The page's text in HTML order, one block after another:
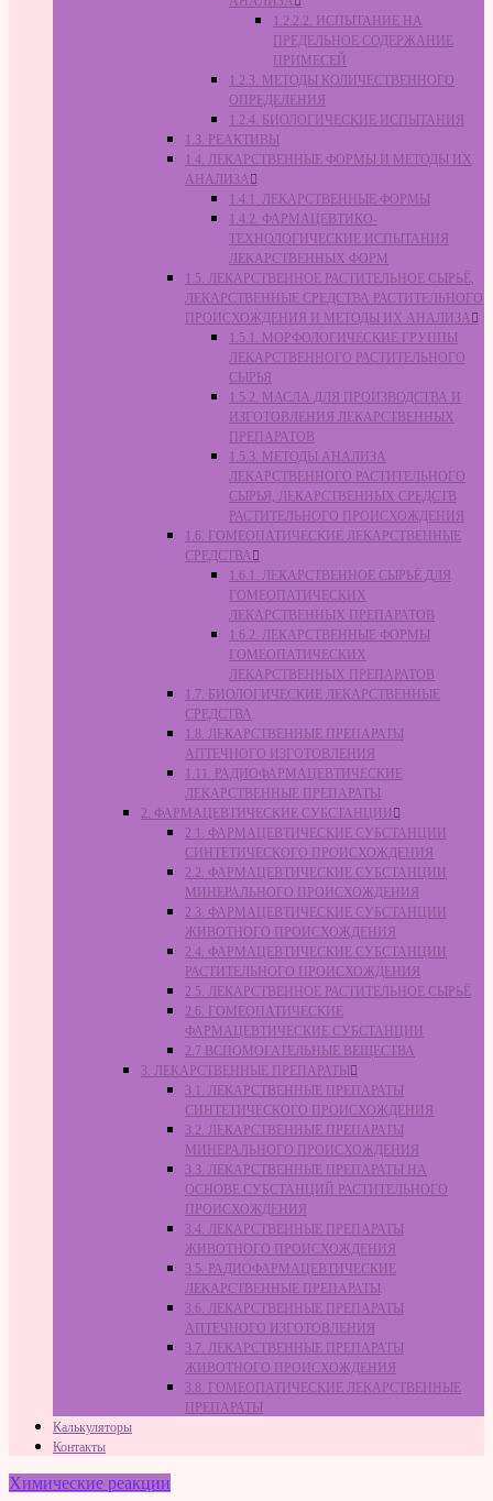
1.2.2.2. ИСПЫТАНИЕ НА
ПРЕДЕЛЬНОЕ СОДЕРЖАНИЕ
ПРИМЕСЕЙ
1.2.3. МЕТОДЫ КОЛИЧЕСТВЕННОГО
ОПРЕДЕЛЕНИЯ
1.2.4. БИОЛОГИЧЕСКИЕ ИСПЫТАНИЯ
1.3. РЕАКТИВЫ
1.4. ЛЕКАРСТВЕННЫЕ ФОРМЫ И МЕТОДЫ ИХ
АНАЛИЗА
1.4.1. ЛЕКАРСТВЕННЫЕ ФОРМЫ
1.4.2. ФАРМАЦЕВТИКО-
ТЕХНОЛОГИЧЕСКИЕ ИСПЫТАНИЯ
ЛЕКАРСТВЕННЫХ ФОРМ
1.5. ЛЕКАРСТВЕННОЕ РАСТИТЕЛЬНОЕ СЫРЬЁ,
ЛЕКАРСТВЕННЫЕ СРЕДСТВА РАСТИТЕЛЬНОГО
ПРОИСХОЖДЕНИЯ И МЕТОДЫ ИХ АНАЛИЗА
1.5.1. МОРФОЛОГИЧЕСКИЕ ГРУППЫ
ЛЕКАРСТВЕННОГО РАСТИТЕЛЬНОГО
СЫРЬЯ
1.5.2. МАСЛА ДЛЯ ПРОИЗВОДСТВА И
ИЗГОТОВЛЕНИЯ ЛЕКАРСТВЕННЫХ
ПРЕПАРАТОВ
1.5.3. МЕТОДЫ АНАЛИЗА
ЛЕКАРСТВЕННОГО РАСТИТЕЛЬНОГО
СЫРЬЯ, ЛЕКАРСТВЕННЫХ СРЕДСТВ
РАСТИТЕЛЬНОГО ПРОИСХОЖДЕНИЯ
1.6. ГОМЕОПАТИЧЕСКИЕ ЛЕКАРСТВЕННЫЕ
СРЕДСТВА
1.6.1. ЛЕКАРСТВЕННОЕ СЫРЬЁ ДЛЯ
ГОМЕОПАТИЧЕСКИХ
ЛЕКАРСТВЕННЫХ ПРЕПАРАТОВ
1.6.2. ЛЕКАРСТВЕННЫЕ ФОРМЫ
ГОМЕОПАТИЧЕСКИХ
ЛЕКАРСТВЕННЫХ ПРЕПАРАТОВ
1.7. БИОЛОГИЧЕСКИЕ ЛЕКАРСТВЕННЫЕ
СРЕДСТВА
1.8. ЛЕКАРСТВЕННЫЕ ПРЕПАРАТЫ
АПТЕЧНОГО ИЗГОТОВЛЕНИЯ
1.11. РАДИОФАРМАЦЕВТИЧЕСКИЕ
ЛЕКАРСТВЕННЫЕ ПРЕПАРАТЫ
2. ФАРМАЦЕВТИЧЕСКИЕ СУБСТАНЦИИ
2.1. ФАРМАЦЕВТИЧЕСКИЕ СУБСТАНЦИИ
СИНТЕТИЧЕСКОГО ПРОИСХОЖДЕНИЯ
2.2. ФАРМАЦЕВТИЧЕСКИЕ СУБСТАНЦИИ
МИНЕРАЛЬНОГО ПРОИСХОЖДЕНИЯ
2.3. ФАРМАЦЕВТИЧЕСКИЕ СУБСТАНЦИИ
ЖИВОТНОГО ПРОИСХОЖДЕНИЯ
2.4. ФАРМАЦЕВТИЧЕСКИЕ СУБСТАНЦИИ
РАСТИТЕЛЬНОГО ПРОИСХОЖДЕНИЯ
2.5. ЛЕКАРСТВЕННОЕ РАСТИТЕЛЬНОЕ СЫРЬЁ
2.6. ГОМЕОПАТИЧЕСКИЕ
ФАРМАЦЕВТИЧЕСКИЕ СУБСТАНЦИИ
2.7 ВСПОМОГАТЕЛЬНЫЕ ВЕЩЕСТВА
3. ЛЕКАРСТВЕННЫЕ ПРЕПАРАТЫ
3.1. ЛЕКАРСТВЕННЫЕ ПРЕПАРАТЫ
СИНТЕТИЧЕСКОГО ПРОИСХОЖДЕНИЯ
3.2. ЛЕКАРСТВЕННЫЕ ПРЕПАРАТЫ
МИНЕРАЛЬНОГО ПРОИСХОЖДЕНИЯ
3.3. ЛЕКАРСТВЕННЫЕ ПРЕПАРАТЫ НА
ОСНОВЕ СУБСТАНЦИЙ РАСТИТЕЛЬНОГО
ПРОИСХОЖДЕНИЯ
3.4. ЛЕКАРСТВЕННЫЕ ПРЕПАРАТЫ
ЖИВОТНОГО ПРОИСХОЖДЕНИЯ
3.5. РАДИОФАРМАЦЕВТИЧЕСКИЕ
ЛЕКАРСТВЕННЫЕ ПРЕПАРАТЫ
3.6. ЛЕКАРСТВЕННЫЕ ПРЕПАРАТЫ
АПТЕЧНОГО ИЗГОТОВЛЕНИЯ
3.7. ЛЕКАРСТВЕННЫЕ ПРЕПАРАТЫ
ЖИВОТНОГО ПРОИСХОЖДЕНИЯ
3.8. ГОМЕОПАТИЧЕСКИЕ ЛЕКАРСТВЕННЫЕ
ПРЕПАРАТЫ
Калькуляторы
Контакты
Химические реакции